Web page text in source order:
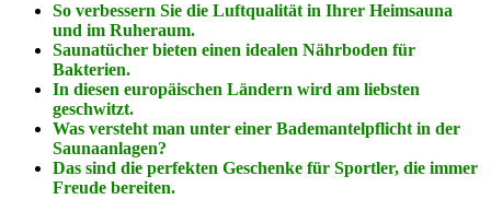
So verbessern Sie die Luftqualität in Ihrer Heimsauna
und im Ruheraum.
Saunatücher bieten einen idealen Nährboden für
Bakterien.
In diesen europäischen Ländern wird am liebsten
geschwitzt.
Was versteht man unter einer Bademantelpflicht in der
Saunaanlagen?
Das sind die perfekten Geschenke für Sportler, die immer
Freude bereiten.